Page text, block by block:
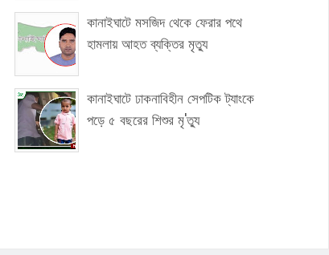
কানাইঘাটে মসজিদ থেকে ফেরার পথে
হামলায় আহত ব্যক্তির মৃত্যু
কানাইঘাটে ঢাকনাবিহীন সেপটিক ট্যাংকে
পড়ে ৫ বছরের শিশুর মৃ'ত্যু